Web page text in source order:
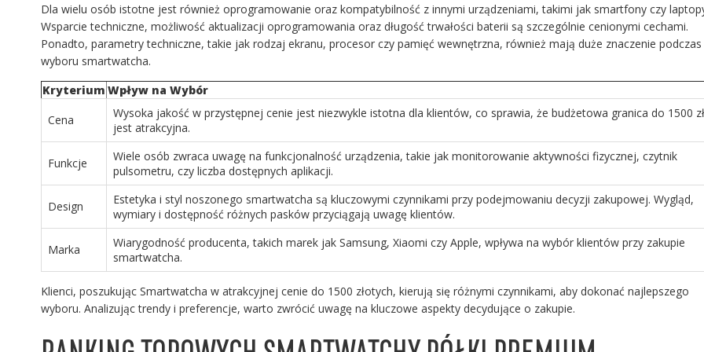
Dla wielu osób istotne jest również oprogramowanie oraz kompatybilność z innymi urządzeniami, takimi jak smartfony czy
Wsparcie techniczne, możliwość aktualizacji oprogramowania oraz długość trwałości baterii są szczególnie cenionymi cechami.
Ponadto, parametry techniczne, takie jak rodzaj ekranu, procesor czy pamięć wewnętrzna, również mają duże znaczenie podczas
wyboru smartwatcha.
Kryterium Wpływ na Wybór
Cena
Wysoka jakość w przystępnej cenie jest niezwykle istotna dla klientów, co sprawia, że budżetowa granica do 1500 zł
jest atrakcyjna.
Funkcje
Wiele osób zwraca uwagę na funkcjonalność urządzenia, takie jak monitorowanie aktywności fizycznej, czytnik
pulsometru, czy liczba dostępnych aplikacji.
Design
Estetyka i styl noszonego smartwatcha są kluczowymi czynnikami przy podejmowaniu decyzji zakupowej. Wygląd,
wymiary i dostępność różnych pasków przyciągają uwagę klientów.
Marka
Wiarygodność producenta, takich marek jak Samsung, Xiaomi czy Apple, wpływa na wybór klientów przy zakupie
smartwatcha.
Klienci, poszukując Smartwatcha w atrakcyjnej cenie do 1500 złotych, kierują się różnymi czynnikami, aby dokonać najlepszego
wyboru. Analizując trendy i preferencje, warto zwrócić uwagę na kluczowe aspekty decydujące o zakupie.